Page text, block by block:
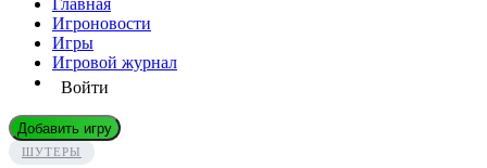
Главная
Игроновости
Игры
Игровой журнал
Войти
Добавить игру
ШУТЕРЫ